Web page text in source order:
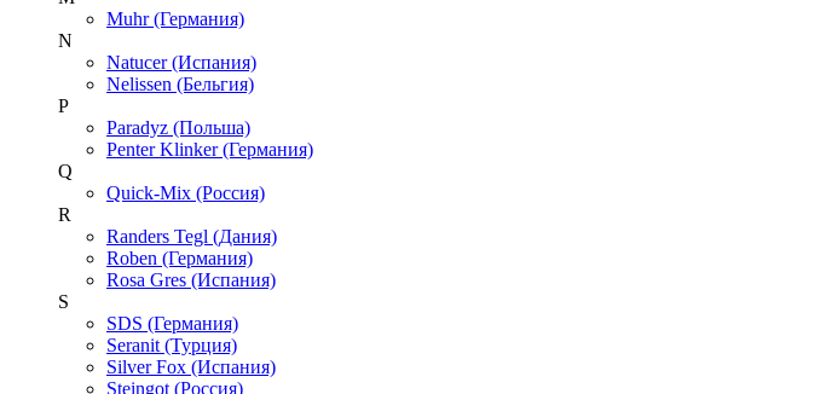
Muhr (Германия)
N
Natucer (Испания)
Nelissen (Бельгия)
P
Paradyz (Польша)
Penter Klinker (Германия)
Q
Quick-Mix (Россия)
R
Randers Tegl (Дания)
Roben (Германия)
Rosa Gres (Испания)
S
SDS (Германия)
Seranit (Турция)
Silver Fox (Испания)
Steingot (Россия)